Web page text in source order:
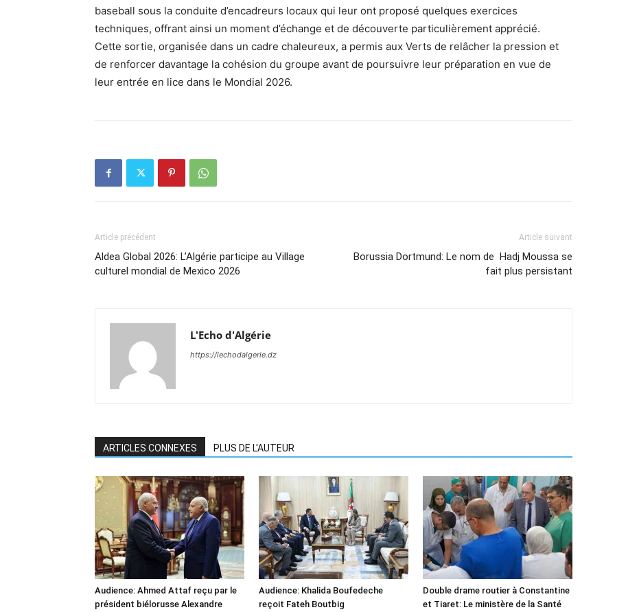
baseball sous la conduite d’encadreurs locaux qui leur ont proposé quelques exercices
techniques, offrant ainsi un moment d’échange et de découverte particulièrement apprécié.
Cette sortie, organisée dans un cadre chaleureux, a permis aux Verts de relâcher la pression et
de renforcer davantage la cohésion du groupe avant de poursuivre leur préparation en vue de
leur entrée en lice dans le Mondial 2026.
Article précédent
Aldea Global 2026: L’Algérie participe au Village
culturel mondial de Mexico 2026
Article suivant
Borussia Dortmund: Le nom de Hadj Moussa se
fait plus persistant
L'Echo d'Algérie
https://lechodalgerie.dz
ARTICLES CONNEXES PLUS DE L'AUTEUR
Audience: Ahmed Attaf reçu par le
président biélorusse Alexandre
Audience: Khalida Boufedeche
reçoit Fateh Boutbig
Double drame routier à Constantine
et Tiaret: Le ministère de la Santé